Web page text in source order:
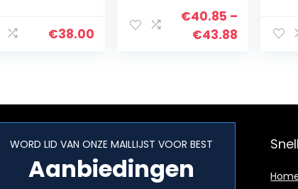
€38.00
€40.85 –
€43.88
€43.88
WORD LID VAN ONZE MAILLIJST VOOR BEST
Aanbiedingen